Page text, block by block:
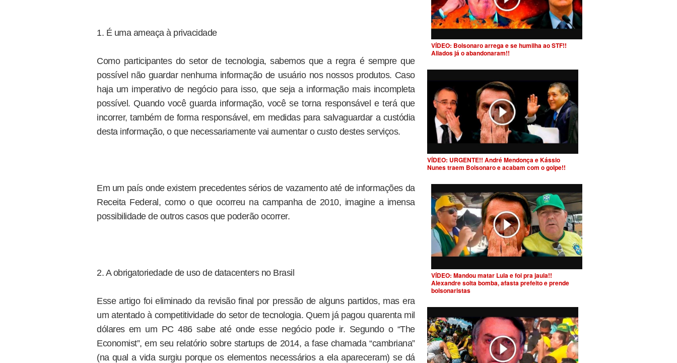
1. É uma ameaça à privacidade
Como participantes do setor de tecnologia, sabemos que a regra é sempre que
possível não guardar nenhuma informação de usuário nos nossos produtos. Caso
haja um imperativo de negócio para isso, que seja a informação mais incompleta
possível. Quando você guarda informação, você se torna responsável e terá que
incorrer, também de forma responsável, em medidas para salvaguardar a custódia
desta informação, o que necessariamente vai aumentar o custo destes serviços.
Em um país onde existem precedentes sérios de vazamento até de informações da
Receita Federal, como o que ocorreu na campanha de 2010, imagine a imensa
possibilidade de outros casos que poderão ocorrer.
2. A obrigatoriedade de uso de datacenters no Brasil
Esse artigo foi eliminado da revisão final por pressão de alguns partidos, mas era
um atentado à competitividade do setor de tecnologia. Quem já pagou quarenta mil
dólares em um PC 486 sabe até onde esse negócio pode ir. Segundo o “The
Economist”, em seu relatório sobre startups de 2014, a fase chamada “cambriana”
(na qual a vida surgiu porque os elementos necessários a ela apareceram) se dá
VÍDEO: Bolsonaro arrega e se humilha ao STF!!
Aliados já o abandonaram!!
VÍDEO: URGENTE!! André Mendonça e Kássio
Nunes traem Bolsonaro e acabam com o golpe!!
VÍDEO: Mandou matar Lula e foi pra jaula!!
Alexandre solta bomba, afasta prefeito e prende
bolsonaristas